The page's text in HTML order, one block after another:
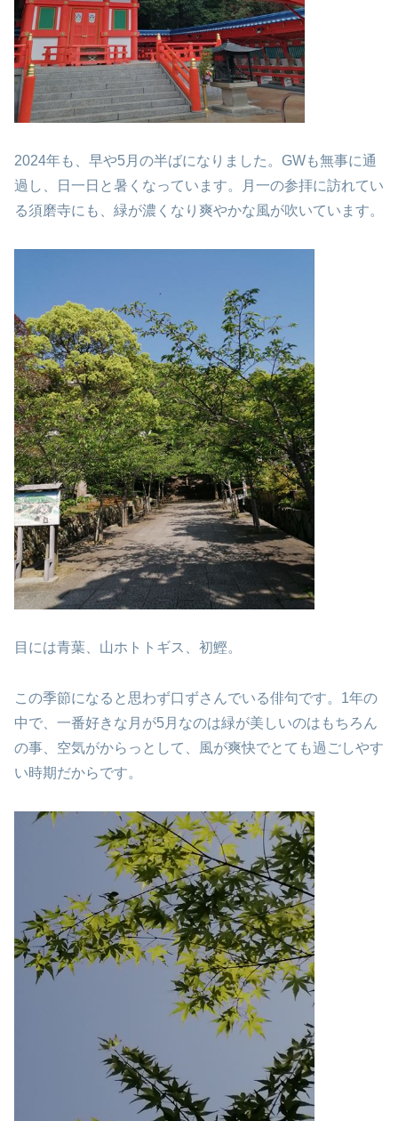
2024年も、早や5月の半ばになりました。 GWも無事に通
過し、日一日と暑くなっています。
月一の参拝に訪れてい
る須磨寺にも、緑が濃くなり 爽やかな風が吹いています。
目には青葉、山ホトトギス、初鰹。
この季節になると思わず口ずさんでいる俳句です。 1年の
中で、一番好きな月が5月なのは緑が美しいのはもちろん
の事、 空気がからっとして、風が爽快でとても過ごしやす
い時期だからです。